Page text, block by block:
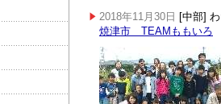
2018年11月30日 [中部]
焼津市 TEAMももいろ